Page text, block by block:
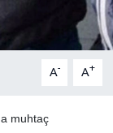
A- A+
muhtaç